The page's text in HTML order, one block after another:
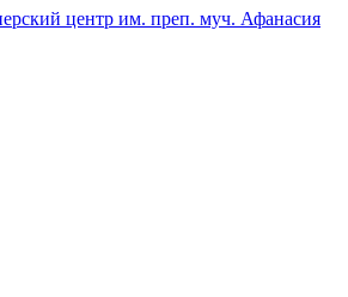
центр им. преп. муч. Афанасия